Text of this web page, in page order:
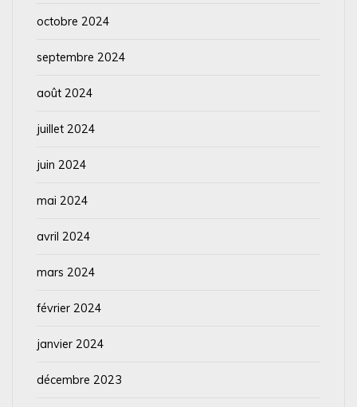
octobre 2024
septembre 2024
août 2024
juillet 2024
juin 2024
mai 2024
avril 2024
mars 2024
février 2024
janvier 2024
décembre 2023